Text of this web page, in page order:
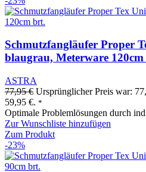
Schmutzfangläufer Proper
blaugrau, Meterware
ASTRA
77,95€ Ursprünglicher Preis war:
59,95 €. *
Optimale Problemlösungen durch
Zur Wunschliste hinzufügen
Zum Produkt
-23%